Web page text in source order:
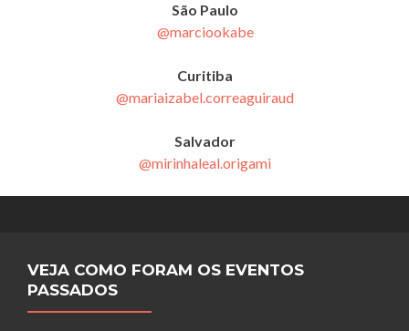
São Paulo
@marciookabe
Curitiba
@mariaizabel.correaguiraud
Salvador
@mirinhaleal.origami
VEJA COMO FORAM OS EVENTOS
PASSADOS